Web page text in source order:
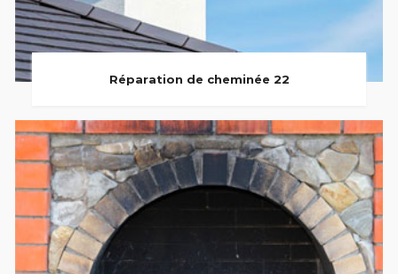
Réparation de cheminée 22